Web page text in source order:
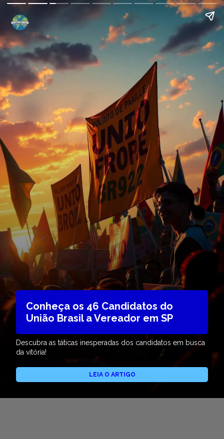
Conheça os 46 Candidatos do
União Brasil a Vereador em SP
Descubra as táticas inesperadas dos candidatos em busca
da vitória!
LEIA O ARTIGO